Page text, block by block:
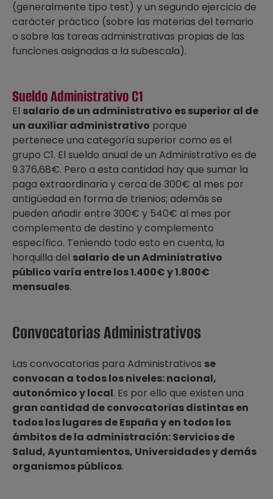
(generalmente tipo test) y un segundo ejercicio de
carácter práctico (sobre las materias del temario
o sobre las tareas administrativas propias de las
funciones asignadas a la subescala).
Sueldo Administrativo C1
El salario de un administrativo es superior al de
un auxiliar administrativo porque
pertenece una categoría superior como es el
grupo C1. El sueldo anual de un Administrativo es de
9.376,68€. Pero a esta cantidad hay que sumar la
paga extraordinaria y cerca de 300€ al mes por
antigüedad en forma de trienios; además se
pueden añadir entre 300€ y 540€ al mes por
complemento de destino y complemento
específico. Teniendo todo esto en cuenta, la
horquilla del salario de un Administrativo
público varía entre los 1.400€ y 1.800€
mensuales.
Convocatorias Administrativos
Las convocatorias para Administrativos se
convocan a todos los niveles: nacional,
autonómico y local. Es por ello que existen una
gran cantidad de convocatorias distintas en
todos los lugares de España y en todos los
ámbitos de la administración: Servicios de
Salud, Ayuntamientos, Universidades y demás
organismos públicos.